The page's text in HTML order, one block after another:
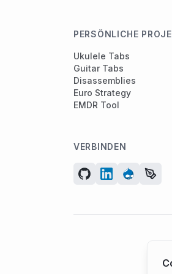
PERSÖNLICHE
Ukulele Tabs
Guitar Tabs
Disassemblies
Euro Strategy
EMDR Tool
VERBINDEN